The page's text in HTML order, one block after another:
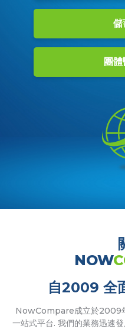
儲
團
NOW
自2009 全
NowCompare成立於2009
一站式平台. 我們的業務迅速